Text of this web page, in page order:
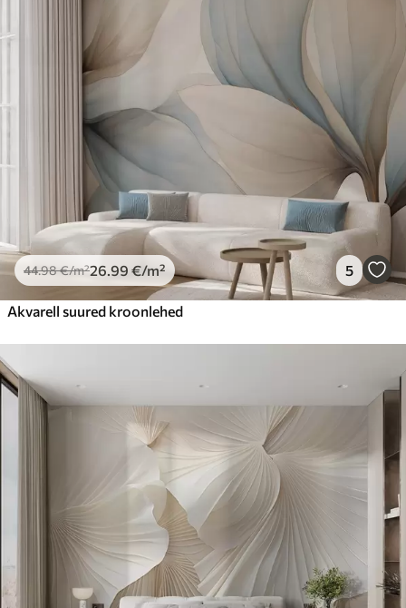
44.98€/m²26 .99 €/m² 5
Akvarell suured kroonlehed